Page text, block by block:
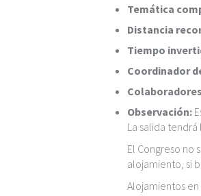
Temática
Distancia
Tiempo
Coordinador
Colaboradores
Observación:
La salida tendrá
El Congreso no
alojamiento, si
Alojamientos en